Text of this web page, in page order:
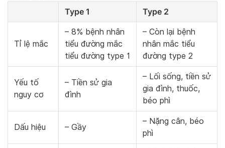
Type 1 Type 2
Tỉ lệ mắc
– 8% bệnh nhân
tiểu đường mắc
tiểu đường type 1
– Còn lại bệnh
nhân mắc tiểu
đường type 2
Yếu tố
nguy cơ
– Tiền sử gia
đình
– Lối sống, tiền sử
gia đình, thuốc,
béo phì
Dấu hiệu – Gầy
– Nặng cân, béo
phì